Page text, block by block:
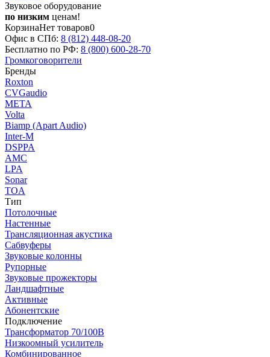
Звуковое оборудование
по низким ценам!
КорзинаНет товаров0
Офис в СПб: 8 (812) 448-08-20
Бесплатно по РФ: 8 (800) 600-28-70
Громкоговорители
Бренды
Roxton
CVGaudio
МЕТА
Volta
Biamp (Apart Audio)
Inter-M
DSPPA
AMC
LPA
Sonar
TOA
Тип
Потолочные
Настенные
Трансляционная акустика
Сабвуферы
Звуковые колонны
Рупорные
Звуковые прожекторы
Ландшафтные
Активные
Абонентские
Подключение
Трансформатор 70/100В
Низкоомный усилитель
Комбинированное